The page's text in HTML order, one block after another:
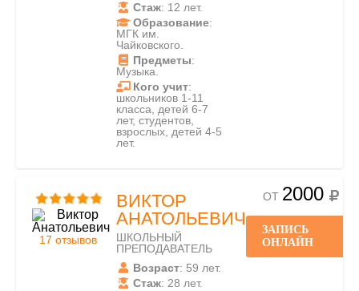
Стаж: 12 лет.
Образование:
МГК им.
Чайковского.
Предметы:
Музыка.
Кого учит:
школьников 1-11
класса, детей 6-7
лет, студентов,
взрослых, детей 4-5
лет.
17 отзывов
ВИКТОР
АНАТОЛЬЕВИЧ
ШКОЛЬНЫЙ
ПРЕПОДАВАТЕЛЬ
Возраст: 59 лет.
Стаж: 28 лет.
ОТ 2000
ЗАПИСЬ
ОНЛАЙН